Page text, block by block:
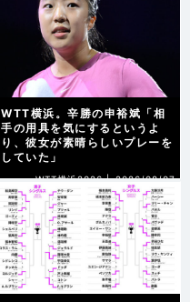
WTT横浜。辛勝の申裕斌「相
手の用具を気にするというよ
り、彼女が素晴らしいプレーを
していた」
WTT横浜2026 | 2026/08/07